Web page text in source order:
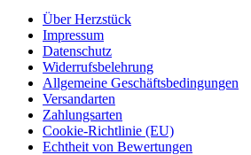
Über Herzstück
Impressum
Datenschutz
Widerrufsbelehrung
Allgemeine Geschäftsbedingungen
Versandarten
Zahlungsarten
Cookie-Richtlinie (EU)
Echtheit von Bewertungen